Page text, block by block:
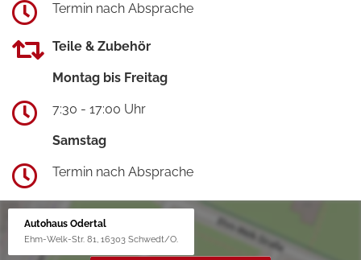
Termin nach Absprache
Teile & Zubehör
Montag bis Freitag
7:30 - 17:00 Uhr
Samstag
Termin nach Absprache
Autohaus Odertal
Ehm-Welk-Str. 81, 16303 Schwedt/O.